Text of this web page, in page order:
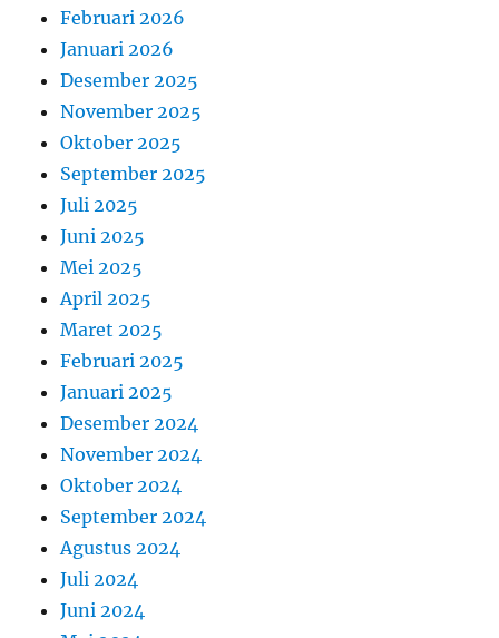
Februari 2026
Januari 2026
Desember 2025
November 2025
Oktober 2025
September 2025
Juli 2025
Juni 2025
Mei 2025
April 2025
Maret 2025
Februari 2025
Januari 2025
Desember 2024
November 2024
Oktober 2024
September 2024
Agustus 2024
Juli 2024
Juni 2024